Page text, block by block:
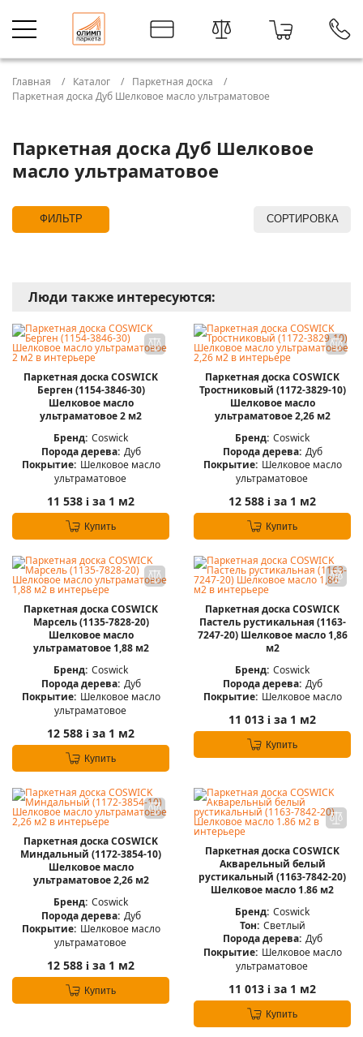
Главная Каталог
Паркетная доска
Паркетная доска Дуб Шелковое масло ультраматовое
Паркетная доска Дуб Шелковое
масло ультраматовое
ФИЛЬТР СОРТИРОВКА
Люди также интересуются:
Паркетная доска COSWICK
Берген (1154-3846-30)
Шелковое масло
ультраматовое 2 м2
Бренд: Coswick
Порода дерева: Дуб
Покрытие: Шелковое масло
ультраматовое
11 538 i за 1 м2
Купить
Паркетная доска COSWICK
Тростниковый (1172-3829-10)
Шелковое масло
ультраматовое 2,26 м2
Бренд: Coswick
Порода дерева: Дуб
Покрытие: Шелковое масло
ультраматовое
12 588 i за 1 м2
Купить
Паркетная доска COSWICK
Марсель (1135-7828-20)
Шелковое масло
ультраматовое 1,88 м2
Бренд: Coswick
Порода дерева: Дуб
Покрытие: Шелковое масло
ультраматовое
12 588 i за 1 м2
Купить
Паркетная доска COSWICK
Пастель рустикальная (1163-
7247-20) Шелковое масло 1,86
м2
Бренд: Coswick
Порода дерева: Дуб
Покрытие: Шелковое масло
11 013 i за 1 м2
Купить
Паркетная доска COSWICK
Миндальный (1172-3854-10)
Шелковое масло
ультраматовое 2,26 м2
Бренд: Coswick
Порода дерева: Дуб
Покрытие: Шелковое масло
ультраматовое
12 588 i за 1 м2
Купить
Паркетная доска COSWICK
Акварельный белый
рустикальный (1163-7842-20)
Шелковое масло 1.86 м2
Бренд: Coswick
Тон: Светлый
Порода дерева: Дуб
Покрытие: Шелковое масло
ультраматовое
11 013 i за 1 м2
Купить